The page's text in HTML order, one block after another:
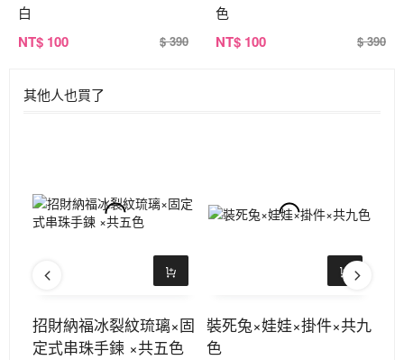
白
NT$ 100 $ 390
色
NT$ 100 $ 390
其他人也買了
招財納福冰裂紋琉璃×固
定式串珠手鍊 ×共五色
裝死兔×娃娃×掛件×共九
色